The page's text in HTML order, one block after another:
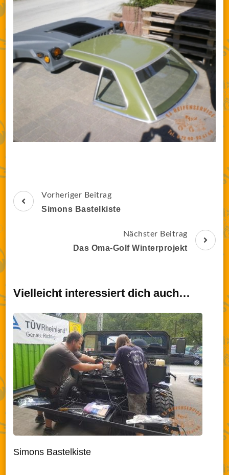
Beitragsnavigation
Vorheriger Beitrag
Simons Bastelkiste
Nächster Beitrag
Das Oma-Golf Winterprojekt
Vielleicht interessiert dich auch…
Simons Bastelkiste